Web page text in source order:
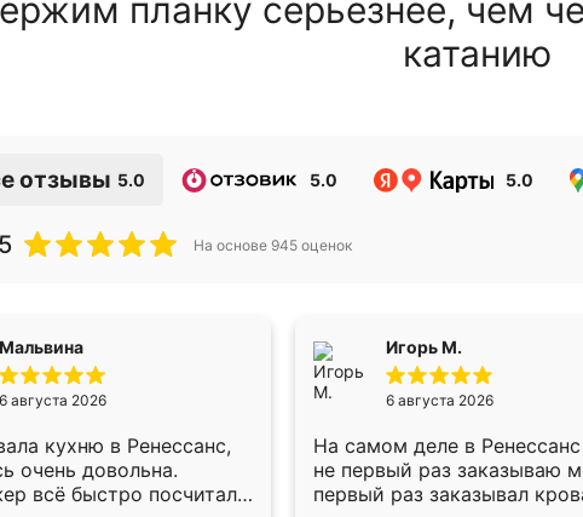
планку серьезнее, чем
катанию
отзывы 5.0 5.0 5.0
На основе 945 оценок
Мальвина
6 августа 2026
кухню в Ренессанс,
очень довольна.
всё быстро посчитала,
Игорь М.
6 августа 2026
На самом деле в
не первый раз заказываю
первый раз заказывал